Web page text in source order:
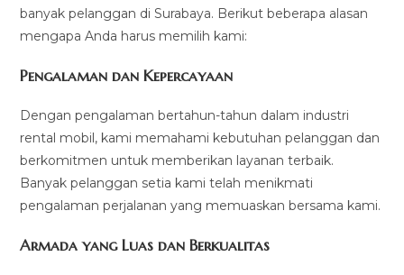
banyak pelanggan di Surabaya. Berikut beberapa alasan
mengapa Anda harus memilih kami:
Pengalaman dan Kepercayaan
Dengan pengalaman bertahun-tahun dalam industri
rental mobil, kami memahami kebutuhan pelanggan dan
berkomitmen untuk memberikan layanan terbaik.
Banyak pelanggan setia kami telah menikmati
pengalaman perjalanan yang memuaskan bersama kami.
Armada yang Luas dan Berkualitas